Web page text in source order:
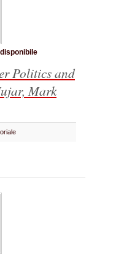
Politics and
Mark